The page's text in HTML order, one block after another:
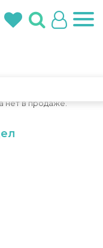
нет в продаже.